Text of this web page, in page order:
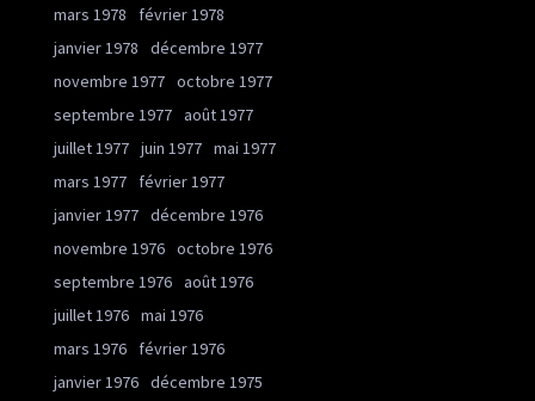
mars 1978
février 1978
janvier 1978
décembre 1977
novembre 1977 octobre 1977
septembre 1977 août 1977
juillet 1977 juin 1977 mai 1977
mars 1977
février 1977
janvier 1977 décembre 1976
novembre 1976 octobre 1976
septembre 1976 août 1976
juillet 1976 mai 1976
mars 1976
février 1976
janvier 1976 décembre 1975